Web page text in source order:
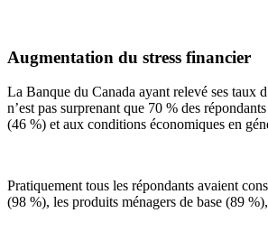
Augmentation du stress financier
La Banque du Canada ayant relevé ses taux
n’est pas surprenant que 70 % des
(46 %) et aux conditions économiques en
Pratiquement tous les répondants avaient
(98 %), les produits ménagers de base (89